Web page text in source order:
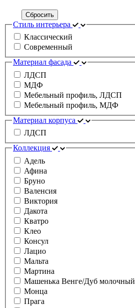
Сбросить
Стиль интерьера
Классический
Современный
Материал фасада
ЛДСП
МДФ
Мебельный профиль, ЛДСП
Мебельный профиль, МДФ
Материал корпуса
ЛДСП
Коллекция
Адель
Афина
Бруно
Валенсия
Виктория
Дакота
Кватро
Клео
Консул
Лацио
Мальта
Мартина
Машенька Венге/Дуб молочный
Монца
Прага